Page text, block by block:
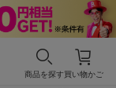
買い物かご
商品を探す